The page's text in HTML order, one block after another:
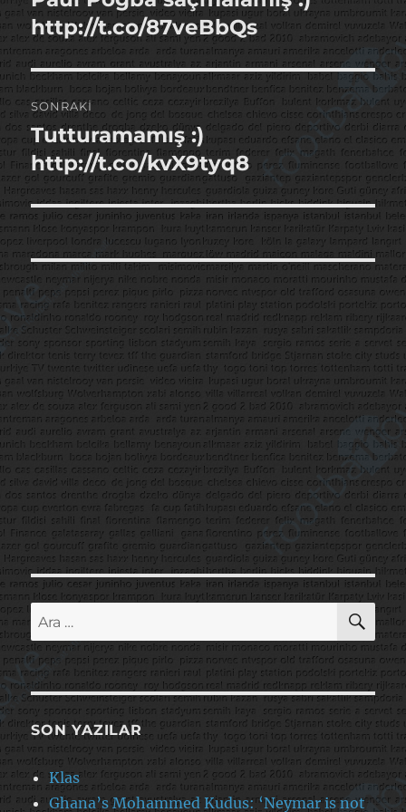
yazı:
http://t.co/87veBbQs
SONRAKI
Sonraki
yazı:
Tutturamamış :)
http://t.co/kvX9tyq8
Ara:
SON YAZILAR
Klas
Ghana’s Mohammed Kudus: ‘Neymar is not